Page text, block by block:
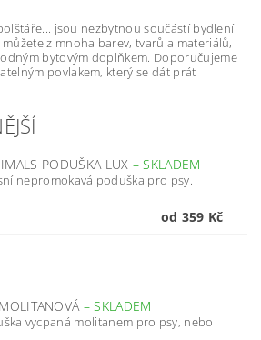
jsou nezbytnou součástí bydlení
z mnoha barev, tvarů a materiálů,
bytovým doplňkem. Doporučujeme
povlakem, který se dát prát
PODUŠKA LUX –SKLADEM
nepromokavá poduška pro psy.
od 359 Kč
–SKLADEM
vycpaná molitanem pro psy, nebo